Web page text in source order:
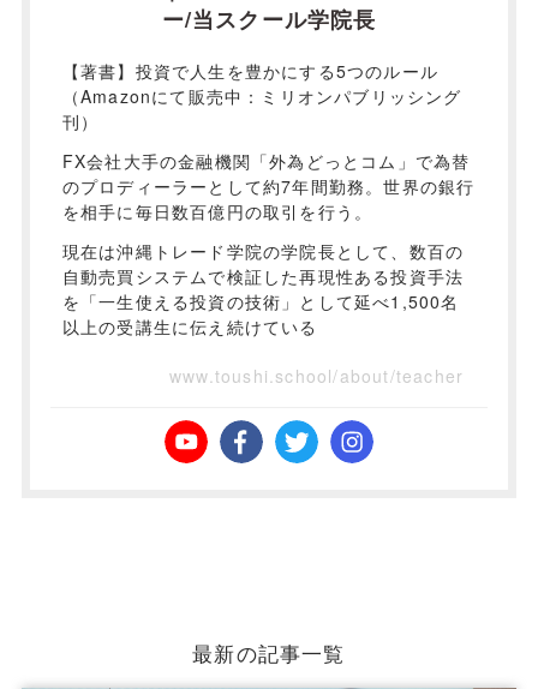
ー/当スクール学院長
【著書】投資で人生を豊かにする5つのルール
（Amazonにて販売中：ミリオンパブリッシング
刊）
FX会社大手の金融機関「外為どっとコム」で為替
のプロディーラーとして約7年間勤務。世界の銀行
を相手に毎日数百億円の取引を行う。
現在は沖縄トレード学院の学院長として、数百の
自動売買システムで検証した再現性ある投資手法
を「一生使える投資の技術」として延べ1,500名
以上の受講生に伝え続けている
www.toushi.school/about/teacher
最新の記事一覧